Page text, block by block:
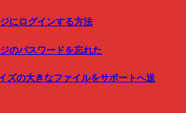
にログインする方法
のパスワードを忘れた
ズの大きなファイルをサポートへ送